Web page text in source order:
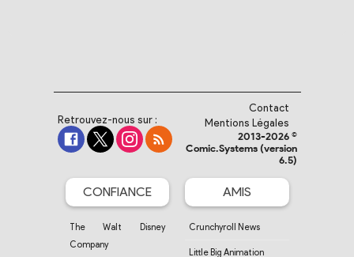
Retrouvez-nous sur :
Contact
Mentions Légales
2013-2026 ©
Comic.Systems (version
6.5)
CONFIANCE
The Walt Disney
Company
AMIS
Crunchyroll News
Little Big Animation